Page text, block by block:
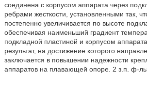
соединена с корпусом аппарата через
ребрами жесткости, установленными так,
постепенно увеличивается по высоте
обеспечивая наименьший градиент
подкладной пластиной и корпусом
результат, на достижение которого
заключается в повышении надежности
аппаратов на плавающей опоре. 2 з.п. ф-